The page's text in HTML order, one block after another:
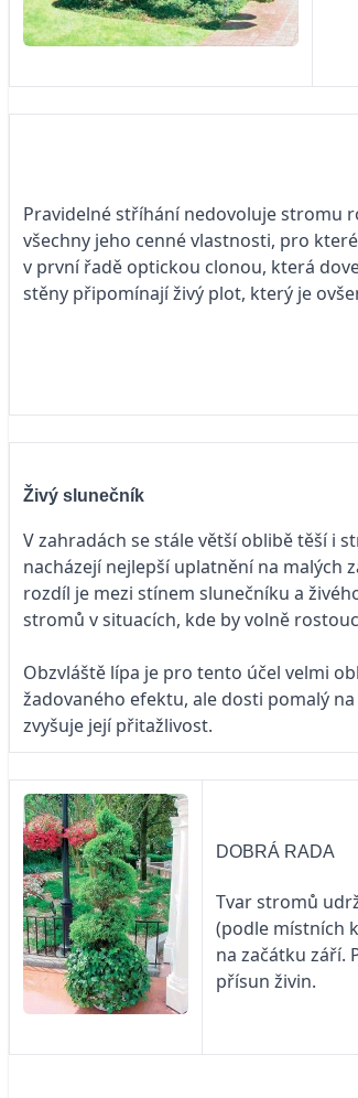
Pravidelné stříhání nedovoluje stromu
všechny jeho cenné vlastnosti, pro
v první řadě optickou clonou, která
stěny připomínají živý plot, který je
Živý slunečník
V zahradách se stále větší oblibě těší i
nacházejí nejlepší uplatnění na malých
rozdíl je mezi stínem slunečníku a
stromů v situacích, kde by volně
Obzvláště lípa je pro tento účel velmi
žadovaného efektu, ale dosti pomalý
zvyšuje její přitažlivost.
DOBRÁ RADA
Tvar stromů
(podle místních
na začátku září.
přísun živin.